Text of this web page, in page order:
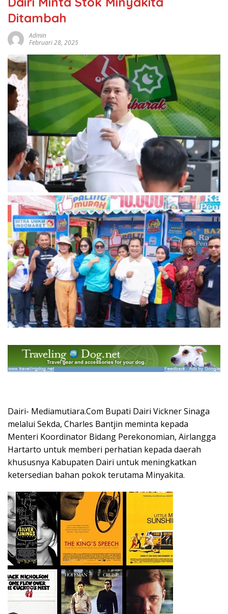
Ditambah
Admin
Februari 28, 2025
Dairi- Mediamutiara.Com Bupati Dairi Vickner Sinaga
melalui Sekda, Charles Bantjin meminta kepada
Menteri Koordinator Bidang Perekonomian, Airlangga
Hartarto untuk memberi perhatian kepada daerah
khususnya Kabupaten Dairi untuk meningkatkan
ketersedian bahan pokok terutama Minyakita.